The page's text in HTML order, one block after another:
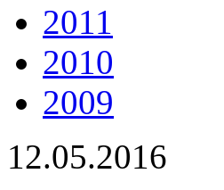
2011
2010
2009
12.05.2016